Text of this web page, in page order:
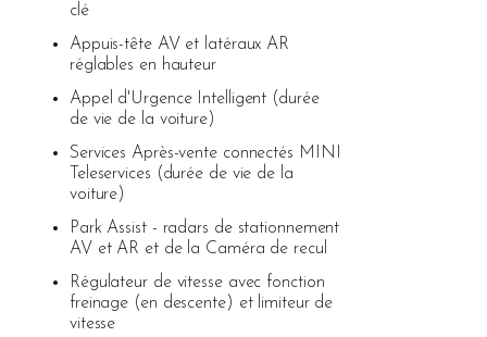
clé
Appuis-tête AV et latéraux AR
réglables en hauteur
Appel d'Urgence Intelligent (durée
de vie de la voiture)
Services Après-vente connectés MINI
Teleservices (durée de vie de la
voiture)
Park Assist - radars de stationnement
AV et AR et de la Caméra de recul
Régulateur de vitesse avec fonction
freinage (en descente) et limiteur de
vitesse